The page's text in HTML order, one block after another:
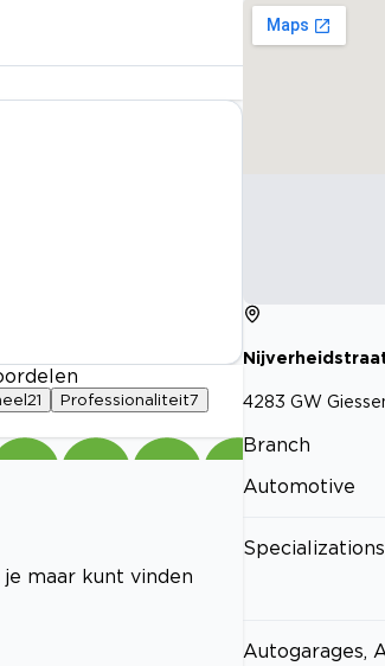
21 Professionaliteit7
maar kunt vinden
4283 GW
Branch
Automotive
Specializations
Autogarages,